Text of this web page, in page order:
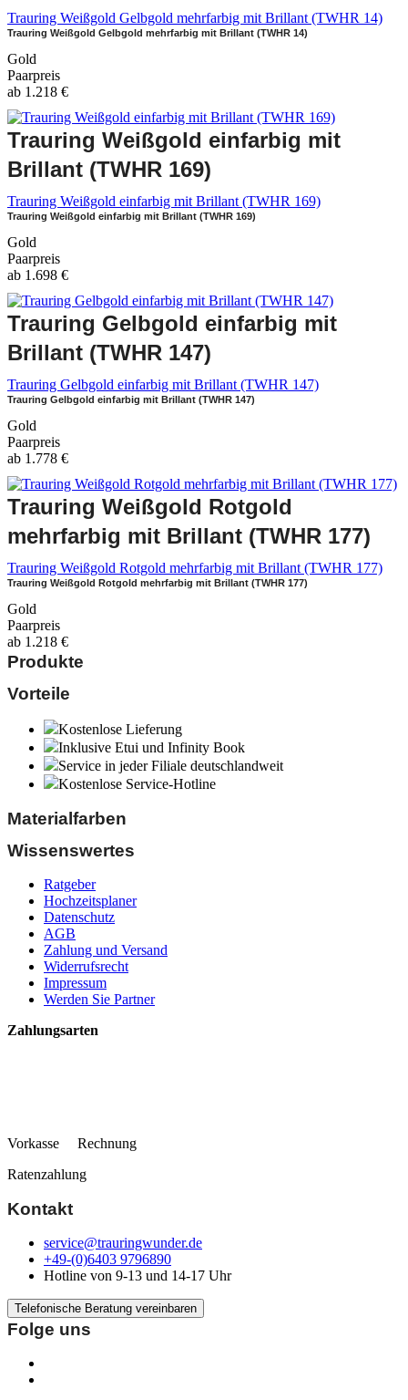
Trauring Weißgold Gelbgold mehrfarbig mit Brillant (TWHR 14)
Trauring Weißgold Gelbgold mehrfarbig mit Brillant (TWHR 14)
Gold
Paarpreis
ab 1.218 €
Trauring Weißgold einfarbig mit
Brillant (TWHR 169)
Trauring Weißgold einfarbig mit Brillant (TWHR 169)
Trauring Weißgold einfarbig mit Brillant (TWHR 169)
Gold
Paarpreis
ab 1.698 €
Trauring Gelbgold einfarbig mit
Brillant (TWHR 147)
Trauring Gelbgold einfarbig mit Brillant (TWHR 147)
Trauring Gelbgold einfarbig mit Brillant (TWHR 147)
Gold
Paarpreis
ab 1.778 €
Trauring Weißgold Rotgold
mehrfarbig mit Brillant (TWHR 177)
Trauring Weißgold Rotgold mehrfarbig mit Brillant (TWHR 177)
Trauring Weißgold Rotgold mehrfarbig mit Brillant (TWHR 177)
Gold
Paarpreis
ab 1.218 €
Produkte
Vorteile
Kostenlose Lieferung
Inklusive Etui und Infinity Book
Service in jeder Filiale deutschlandweit
Kostenlose Service-Hotline
Materialfarben
Wissenswertes
Ratgeber
Hochzeitsplaner
Datenschutz
AGB
Zahlung und Versand
Widerrufsrecht
Impressum
Werden Sie Partner
Zahlungsarten
Vorkasse Rechnung
Ratenzahlung
Kontakt
service@trauringwunder.de
+49-(0)6403 9796890
Hotline von 9-13 und 14-17 Uhr
Telefonische Beratung vereinbaren
Folge uns